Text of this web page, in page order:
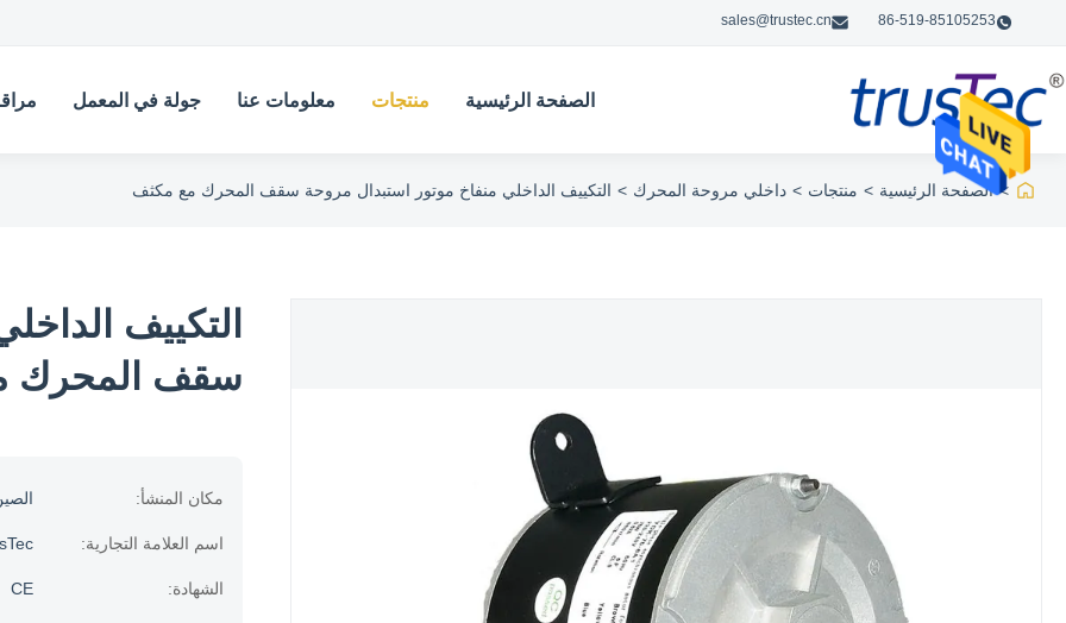
86-519-85105253
sales@trustec.cn
الصفحة الرئيسية منتجات معلومات عنا جولة في المعمل
> الصفحة الرئيسية > منتجات > داخلي مروحة المحرك > التكييف الداخلي منفاخ موتور استبدال مروحة سقف المحرك مع مكثف
التكييف
سقف المحرك
مكان المنشأ:
اسم العلامة التجارية:
الشهادة: CE